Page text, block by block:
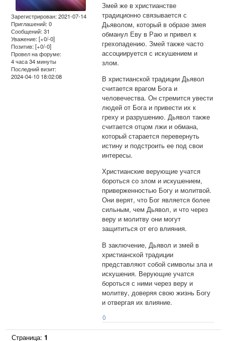
Зарегистрирован: 2021-07-14
Приглашений:0
Сообщений:31
Уважение: [+0/-0]
Позитив: [+0/-0]
Провел на форуме:
4 часа 34 минуты
Последний визит:
2024-04-10 18:02:08
Змей же в христианстве
традиционно связывается с
Дьяволом, который в образе змея
обманул Еву в Раю и привел к
грехопадению. Змей также часто
ассоциируется с искушением и
злом.
В христианской традиции Дьявол
считается врагом Бога и
человечества. Он стремится увести
людей от Бога и привести их к
греху и разрушению. Дьявол также
считается отцом лжи и обмана,
который старается перевернуть
истину и подстроить ее под свои
интересы.
Христианские верующие учатся
бороться со злом и искушением,
приверженностью Богу и молитвой.
Они верят, что Бог является более
сильным, чем Дьявол, и что через
веру и молитву они могут
защититься от его влияния.
В заключение, Дьявол и змей в
христианской традиции
представляют собой символы зла и
искушения. Верующие учатся
бороться с ними через веру и
молитву, доверяя свою жизнь Богу
и отвергая их влияние.
0
Страница:1